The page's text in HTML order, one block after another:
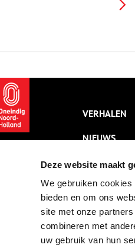
Deze website maakt
We gebruiken
bieden en om ons
site met onze
combineren met
uw gebruik van hun
waarom zien ze er zo uit?
Nederlands populairste traditie.
VERHALEN
NIEUWS
KALENDER
THEMA’S
VIDEO’S